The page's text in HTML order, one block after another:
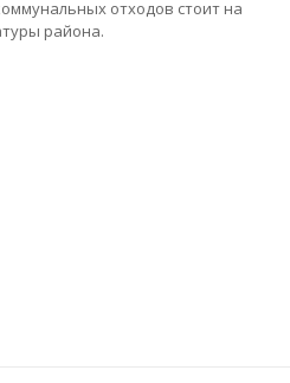
отходов стоит на
района.